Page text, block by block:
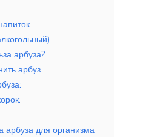
арбуза?
арбуз
арбуза для организма